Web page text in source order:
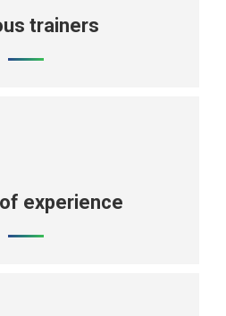
trainers
experience